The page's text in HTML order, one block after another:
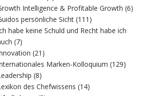
Intelligence & Profitable Growth (6)
persönliche Sicht (111)
habe keine Schuld und Recht habe ich
(7)
(21)
Marken-Kolloquium (129)
(8)
des Chefwissens (14)